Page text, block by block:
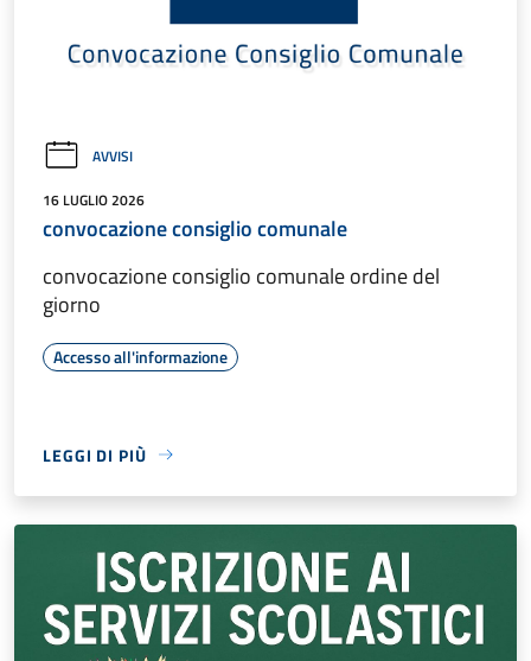
AVVISI
16 LUGLIO 2026
convocazione consiglio comunale
convocazione consiglio comunale ordine del
giorno
Accesso all'informazione
LEGGI DI PIÙ